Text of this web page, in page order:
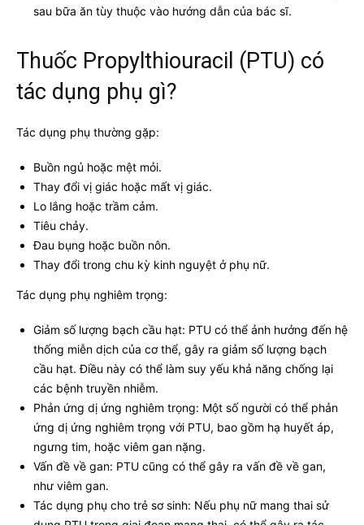
sau bữa ăn tùy thuộc vào hướng dẫn của bác sĩ.
Thuốc Propylthiouracil (PTU) có
tác dụng phụ gì?
Tác dụng phụ thường gặp:
Buồn ngủ hoặc mệt mỏi.
Thay đổi vị giác hoặc mất vị giác.
Lo lắng hoặc trầm cảm.
Tiêu chảy.
Đau bụng hoặc buồn nôn.
Thay đổi trong chu kỳ kinh nguyệt ở phụ nữ.
Tác dụng phụ nghiêm trọng:
Giảm số lượng bạch cầu hạt: PTU có thể ảnh hưởng đến hệ
thống miễn dịch của cơ thể, gây ra giảm số lượng bạch
cầu hạt. Điều này có thể làm suy yếu khả năng chống lại
các bệnh truyền nhiễm.
Phản ứng dị ứng nghiêm trọng: Một số người có thể phản
ứng dị ứng nghiêm trọng với PTU, bao gồm hạ huyết áp,
ngưng tim, hoặc viêm gan nặng.
Vấn đề về gan: PTU cũng có thể gây ra vấn đề về gan,
như viêm gan.
Tác dụng phụ cho trẻ sơ sinh: Nếu phụ nữ mang thai sử